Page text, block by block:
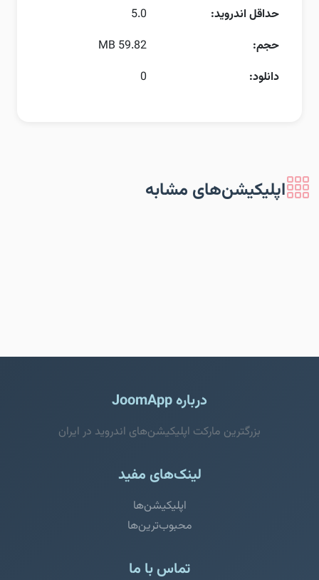
حداقل اندروید:
5.0
حجم:
59.82 MB
دانلود:
0
اپلیکیشن‌های مشابه
درباره JoomApp
بزرگترین مارکت اپلیکیشن‌های اندروید در ایران
لینک‌های مفید
اپلیکیشن‌ها
محبوب‌ترین‌ها
تماس با ما